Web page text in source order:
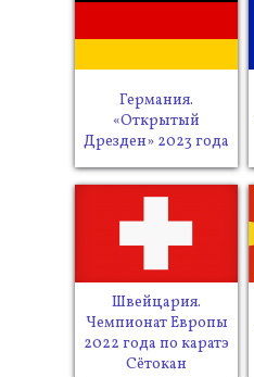
Германия.
«Открытый
Дрезден» 2023 года
Швейцария.
Чемпионат Европы
2022 года по каратэ
Сётокан